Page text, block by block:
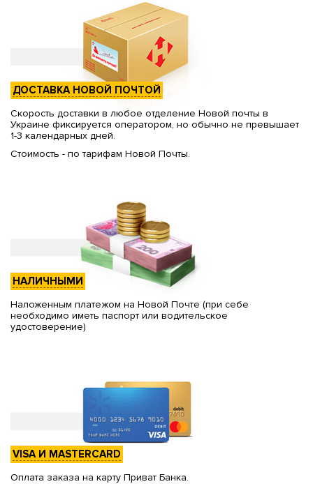
ДОСТАВКА НОВОЙ ПОЧТОЙ
Скорость доставки в любое отделение Новой почты в
Украине фиксируется оператором, но обычно не превышает
1-3 календарных дней.
Стоимость - по тарифам Новой Почты.
НАЛИЧНЫМИ
Наложенным платежом на Новой Почте (при себе
необходимо иметь паспорт или водительское
удостоверение)
VISA И MASTERCARD
Оплата заказа на карту Приват Банка.